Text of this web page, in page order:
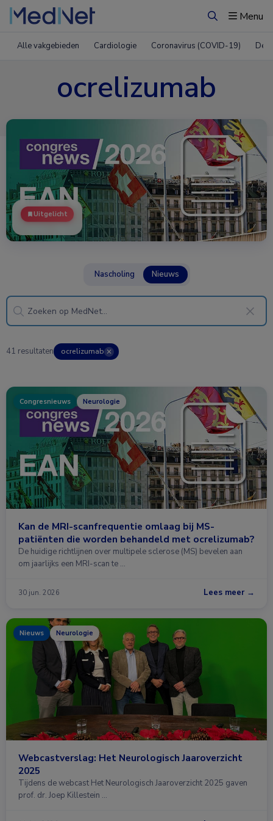
ZoekenMenu
Alle vakgebieden Cardiologie Coronavirus (COVID-19)
ocrelizumab
Uitgelicht
Nascholing Nieuws
41 resultaten ocrelizumab ✕
Congresnieuws Neurologie
Kan de MRI-scanfrequentie omlaag bij MS-
patiënten die worden behandeld met ocrelizumab?
De huidige richtlijnen over multipele sclerose (MS) bevelen aan
om jaarlijks een MRI-scan te …
30 jun. 2026 Lees meer →
Nieuws Neurologie
Webcastverslag: Het Neurologisch Jaaroverzicht
2025
Tijdens de webcast Het Neurologisch Jaaroverzicht 2025 gaven
prof. dr. Joep Killestein …